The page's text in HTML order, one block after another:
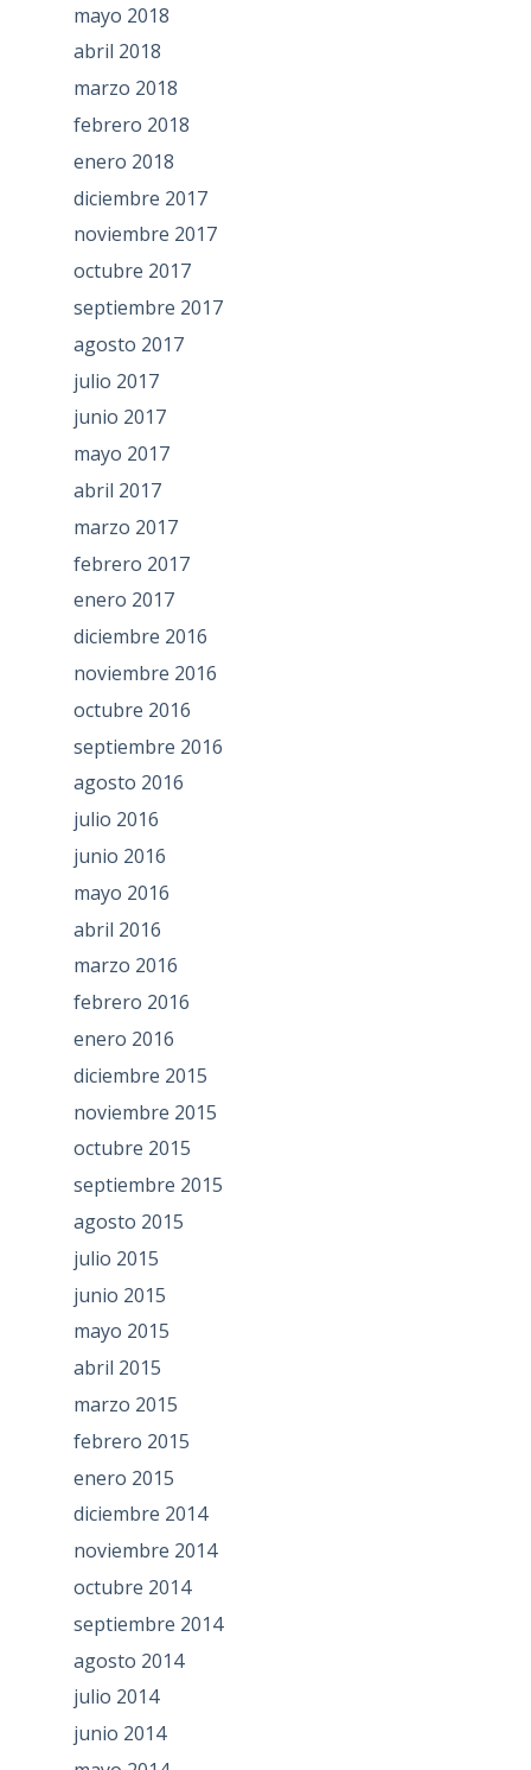
mayo 2018
abril 2018
marzo 2018
febrero 2018
enero 2018
diciembre 2017
noviembre 2017
octubre 2017
septiembre 2017
agosto 2017
julio 2017
junio 2017
mayo 2017
abril 2017
marzo 2017
febrero 2017
enero 2017
diciembre 2016
noviembre 2016
octubre 2016
septiembre 2016
agosto 2016
julio 2016
junio 2016
mayo 2016
abril 2016
marzo 2016
febrero 2016
enero 2016
diciembre 2015
noviembre 2015
octubre 2015
septiembre 2015
agosto 2015
julio 2015
junio 2015
mayo 2015
abril 2015
marzo 2015
febrero 2015
enero 2015
diciembre 2014
noviembre 2014
octubre 2014
septiembre 2014
agosto 2014
julio 2014
junio 2014